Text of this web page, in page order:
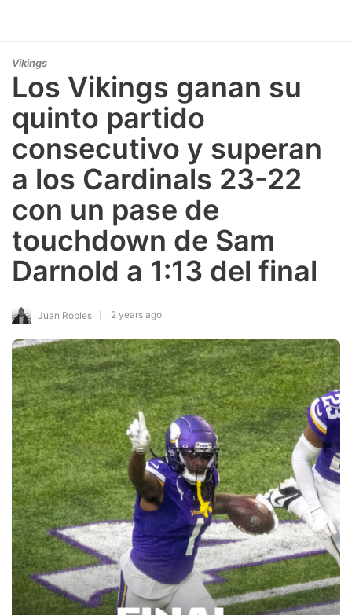
Vikings
Los Vikings ganan su
quinto partido
consecutivo y superan
a los Cardinals 23-22
con un pase de
touchdown de Sam
Darnold a 1:13 del final
Juan Robles 2 years ago